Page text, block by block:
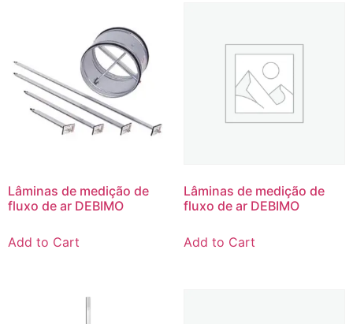
Lâminas de medição de
fluxo de ar DEBIMO
Add to Cart
Lâminas de medição de
fluxo de ar DEBIMO
Add to Cart